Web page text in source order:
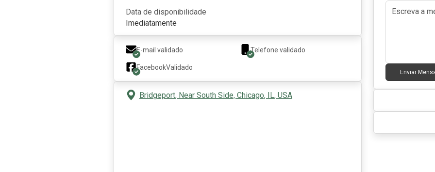
Data de disponibilidade
Imediatamente
E-mail validado Telefone validado
FacebookValidado
Bridgeport, Near South Side, Chicago, IL, USA
Enviar